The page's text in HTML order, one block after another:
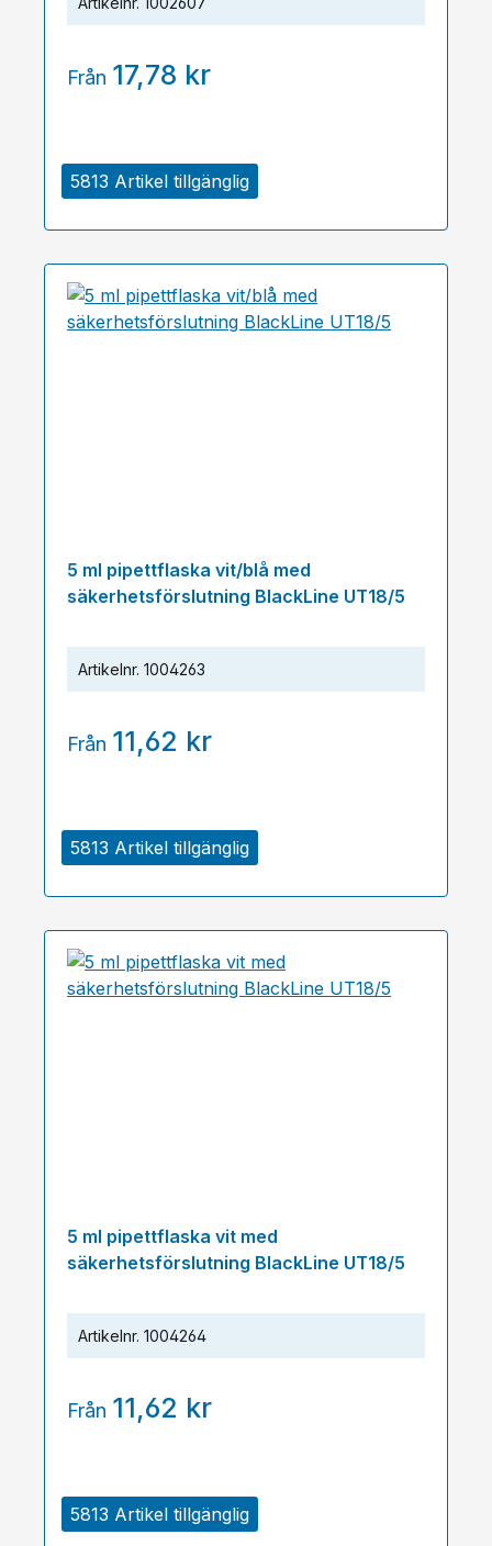
5813 Artikel tillgänglig
Från 17,78 kr
5813 Artikel tillgänglig
5 ml pipettflaska vit/blå med
säkerhetsförslutning BlackLine UT18/5
Artikelnr. 1004263
Från 11,62 kr
5813 Artikel tillgänglig
5 ml pipettflaska vit med
säkerhetsförslutning BlackLine UT18/5
Artikelnr. 1004264
Från 11,62 kr